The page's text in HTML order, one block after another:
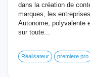
dans la création de
marques, les
Autonome, polyvalente
sur toute...
Réalisateur premiere pro